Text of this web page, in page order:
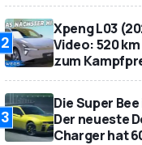
2
Xpeng L03
Video: 520
zum
3
Die Super
Der neueste
Charger hat